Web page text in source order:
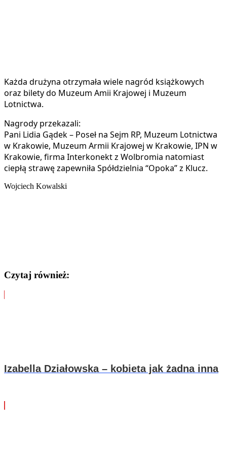
Każda drużyna otrzymała wiele nagród książkowych
oraz bilety do Muzeum Amii Krajowej i Muzeum
Lotnictwa.
Nagrody przekazali:
Pani Lidia Gądek – Poseł na Sejm RP, Muzeum Lotnictwa
w Krakowie, Muzeum Armii Krajowej w Krakowie, IPN w
Krakowie, firma Interkonekt z Wolbromia natomiast
ciepłą strawę zapewniła Spółdzielnia “Opoka” z Klucz.
Wojciech Kowalski
Czytaj również:
Izabella Działowska – kobieta jak żadna inna